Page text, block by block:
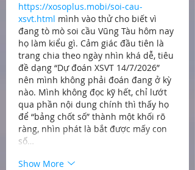
https://xosoplus.mobi/soi-cau-
xsvt.html mình vào thử cho biết vì
đang tò mò soi cầu Vũng Tàu hôm nay
họ làm kiểu gì. Cảm giác đầu tiên là
trang chia theo ngày nhìn khá dễ, tiêu
đề dạng “Dự đoán XSVT 14/7/2026”
nên mình không phải đoán đang ở kỳ
nào. Mình không đọc kỹ hết, chỉ lướt
qua phần nội dung chính thì thấy họ
để “bảng chốt số” thành một khối rõ
ràng, nhìn phát là bắt được mấy con
số…
Show More